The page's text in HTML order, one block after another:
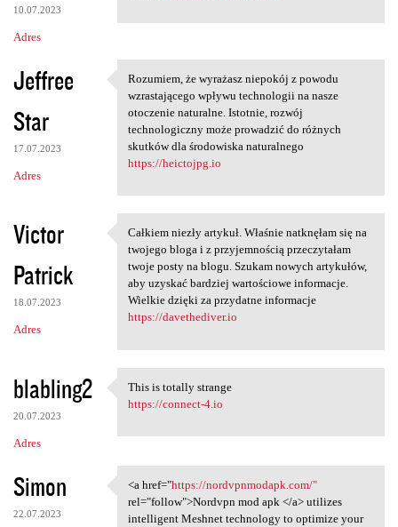
10.07.2023
Adres
Jeffree
Star
17.07.2023
Adres
Rozumiem, że wyrażasz
Rozumiem, że wyrażasz niepokój z powodu
wzrastającego wpływu technologii na nasze
otoczenie naturalne. Istotnie, rozwój
technologiczny może prowadzić do różnych
skutków dla środowiska naturalnego
https://heictojpg.io
Victor
Patrick
18.07.2023
Adres
Całkiem niezły artykuł.
Całkiem niezły artykuł. Właśnie natknęłam się na
twojego bloga i z przyjemnością przeczytałam
twoje posty na blogu. Szukam nowych artykułów,
aby uzyskać bardziej wartościowe informacje.
Wielkie dzięki za przydatne informacje
https://davethediver.io
blabling2
20.07.2023
Adres
This is totally strange
This is totally strange
https://connect-4.io
Simon
22.07.2023
<a href="https:/
<a href="https://nordvpnmodapk.com/"
rel="follow">Nordvpn mod apk </a> utilizes
intelligent Meshnet technology to optimize your